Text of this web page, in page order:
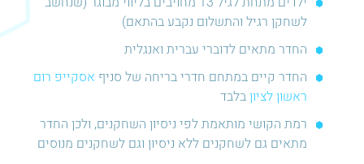
לשחקן רגיל והתשלום נקבע בהתאם)
החדר מתאים לדוברי עברית ואנגלית
החדר קיים במתחם חדרי בריחה של סניף אסקייפ רום
ראשון לציוןבלבד
רמת הקושי מותאמת לפי ניסיון השחקנים, ולכן החדר
מתאים גם לשחקנים ללא ניסיון וגם לשחקנים מנוסים